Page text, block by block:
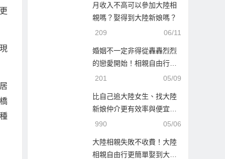
月收入不高可以參加大陸相
親嗎？娶得到大陸新娘嗎？
06/11
209
婚姻不一定非得從轟轟烈烈
的戀愛開始！相親自由行也
是個好選擇！
05/09
201
比自己追大陸女生、找大陸
新娘仲介更有效率與便宜的
娶大陸新娘！
05/06
990
大陸相親失敗不收費！大陸
相親自由行更簡單娶到大陸